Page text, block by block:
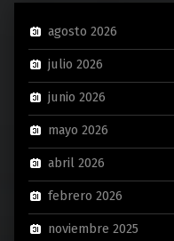
agosto 2026
julio 2026
junio 2026
mayo 2026
abril 2026
febrero 2026
noviembre 2025